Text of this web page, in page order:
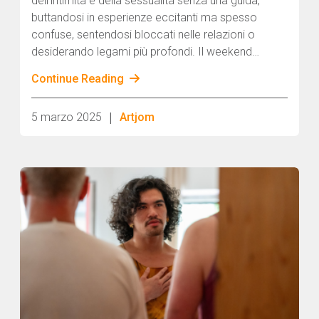
buttandosi in esperienze eccitanti ma spesso
confuse, sentendosi bloccati nelle relazioni o
desiderando legami più profondi. Il weekend
mettere in discussione e ampliare la tua vita
erotica in modo consapevole, trasformativo e
profondamente personale.
Continue Reading
5 marzo 2025 | Artjom